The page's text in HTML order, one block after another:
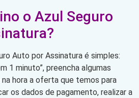
o Azul Seguro
Auto por Assinatura é simples:
1 minuto”, preencha algumas
hora a oferta que temos para
os dados de pagamento, realizar a